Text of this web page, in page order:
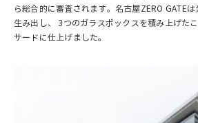
ら総合的に審査されます。名古屋ZERO GATE
生み出し、 3つのガラスボックスを積み上げた
サードに仕上げました。